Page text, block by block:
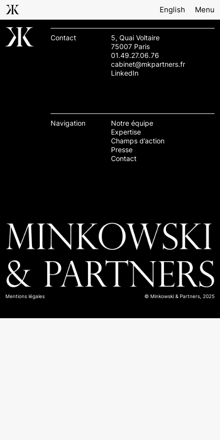
English Menu
Contact
5, Quai Voltaire
75007 Paris
01.49.27.06.76
cabinet@mkpartners.fr
LinkedIn
Navigation
Notre équipe
Expertise
Champs d’action
Presse
Contact
Mentions légales © Minkowski & Partners, 2025